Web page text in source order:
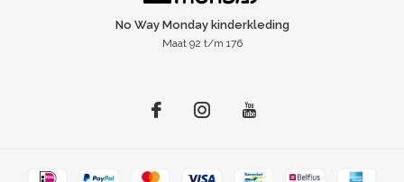
No Way Monday kinderkleding
Maat 92 t/m 176